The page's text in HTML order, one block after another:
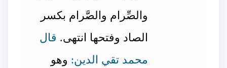
والصِّرام والصَّرام بكسر
الصاد وفتحها انتهى. قال
محمد تقي الدين: وهو